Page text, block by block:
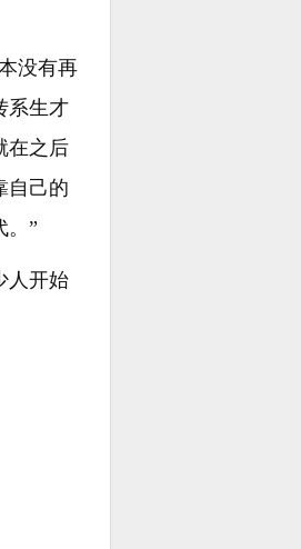
没有再
系生才
在之后
自己的
。”
人开始